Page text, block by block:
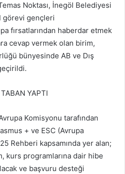
Noktası, İnegöl Belediyesi
görevi gençleri
fırsatlarından haberdar etmek
cevap vermek olan birim,
bünyesinde AB ve Dış
YAPTI
Komisyonu tarafından
+ ve ESC (Avrupa
Rehberi kapsamında yer alan;
kurs programlarına dair hibe
ve başvuru desteği